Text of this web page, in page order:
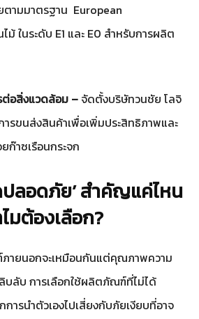
ามมาตรฐาน European
ม้ ในระดับ E1 และ E0 สำหรับการผลิต
ต่อสิ่งแวดล้อม –จัดตั้งบริษัทวนชัย โลจิ
รขนส่งสินค้าเพื่อเพิ่มประสิทธิภาพและ
าซเรือนกระจก
ปลอดภัย’ สำคัญแค่ไหน
มต้องเลือก?
ยนอกจะเหมือนกันแต่คุณภาพความ
ลับ การเลือกใช้ผลิตภัณฑ์ที่ไม่ได้
การนำตัวเองไปเสี่ยงกับภัยเงียบที่อาจ